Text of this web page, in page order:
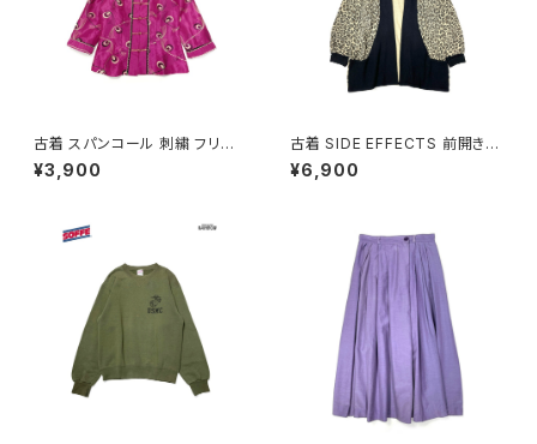
古着 スパンコール 刺繍 フリル
前開き 総柄 長袖 ブラウス ピン
ク (ttu2501145)
¥3,900
古着 SIDE EFFECTS 前開き
総柄 レオパード柄 長袖 ニット
アウター ベージュ (ttu250905
¥6,900